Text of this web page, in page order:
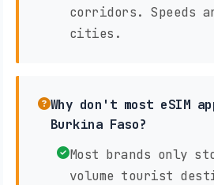
corridors. Speeds
cities.
Why don't most eSIM
Burkina Faso?
Most brands only
volume tourist